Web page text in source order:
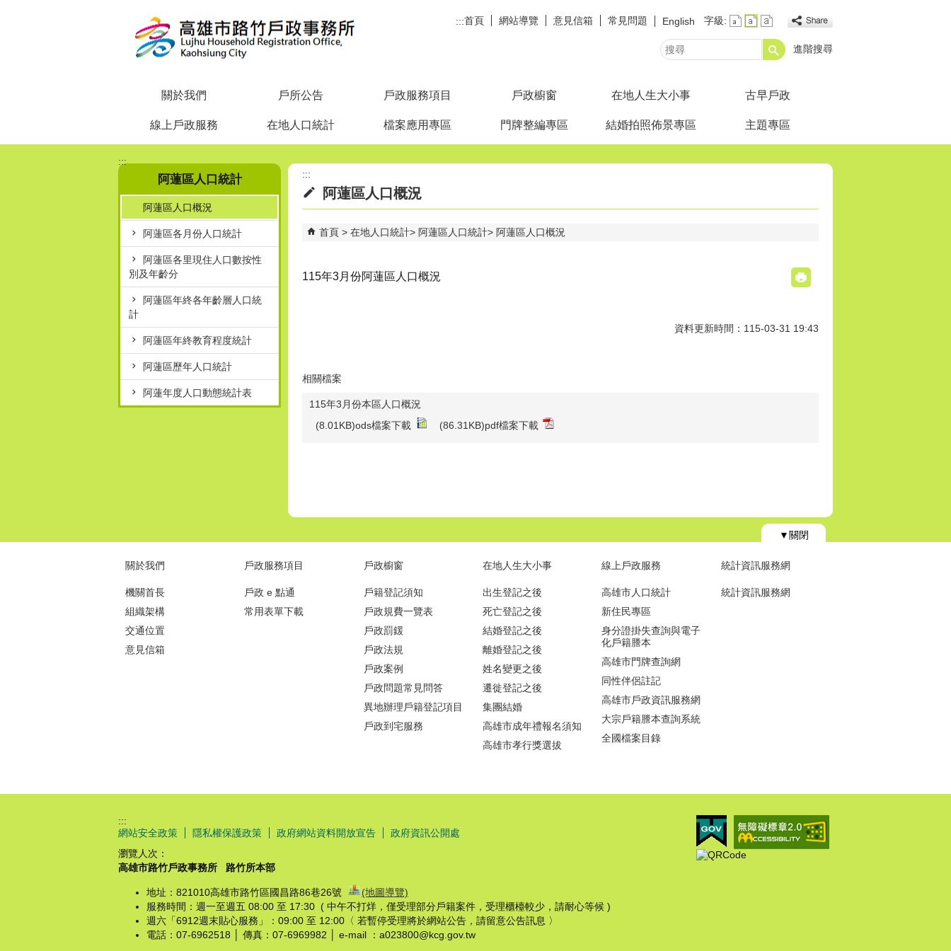
:::首頁 網站導覽 意見信箱 常見問題 English 字級:
搜
進階搜尋
關於我們 戶所公告 戶政服務項目 戶政櫥窗 在地人生大小事 古早戶政
線上戶政服務 在地人口統計 檔案應用專區 門牌整編專區 結婚拍照佈景專區 主題專區
:::
阿蓮區人口統計
阿蓮區人口概況
阿蓮區各月份人口統計
阿蓮區各里現住人口數按性
別及年齡分
阿蓮區年終各年齡層人口統
計
阿蓮區年終教育程度統計
阿蓮區歷年人口統計
阿蓮年度人口動態統計表
:::
阿蓮區人口概況
首頁 在地人口統計 阿蓮區人口統計 阿蓮區人口概況
115年3月份阿蓮區人口概況
資料更新時間：115-03-31 19:43
相關檔案
115年3月份本區人口概況
(8.01KB)ods檔案下載
(86.31KB)pdf檔案下載
▼關閉
關於我們
機關首長
組織架構
交通位置
意見信箱
戶政服務項目
戶政 e 點通
常用表單下載
戶政櫥窗
戶籍登記須知
戶政規費一覽表
戶政罰鍰
戶政法規
戶政案例
戶政問題常見問答
異地辦理戶籍登記項目
戶政到宅服務
在地人生大小事
出生登記之後
死亡登記之後
結婚登記之後
離婚登記之後
姓名變更之後
遷徙登記之後
集團結婚
高雄市成年禮報名須知
高雄市孝行獎選拔
線上戶政服務
高雄市人口統計
新住民專區
身分證掛失查詢與電子
化戶籍謄本
高雄市門牌查詢網
同性伴侶註記
高雄市戶政資訊服務網
大宗戶籍謄本查詢系統
全國檔案目錄
統計資訊服務網
統計資訊服務網
:::
網站安全政策
隱私權保護政策 政府網站資料開放宣告
政府資訊公開處
瀏覽人次：
高雄市路竹戶政事務所
路竹所本部
地址：821010高雄市路竹區國昌路86巷26號
(地圖導覽)
服務時間：週一至週五 08:00 至 17:30 ( 中午不打烊，僅受理部分戶籍案件，受理櫃檯較少，請耐心等候 )
週六「6912週末貼心服務」：09:00 至 12:00〈 若暫停受理將於網站公告，請留意公告訊息 〉
電話：07-6962518 │ 傳真：07-6969982 │ e-mail ：a023800@kcg.gov.tw